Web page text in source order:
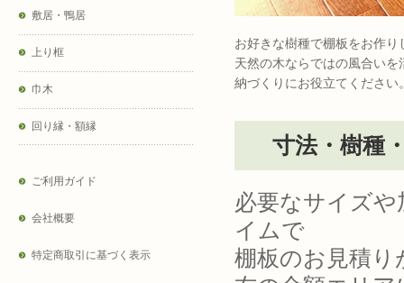
敷居・鴨居
上り框
巾木
回り縁・額縁
ご利用ガイド
会社概要
特定商取引に基づく表示
お好きな樹種で棚板をお作り
天然の木ならではの風合い
納づくりにお役立てください
寸法・樹種
必要なサイズ
イムで
棚板のお見積り